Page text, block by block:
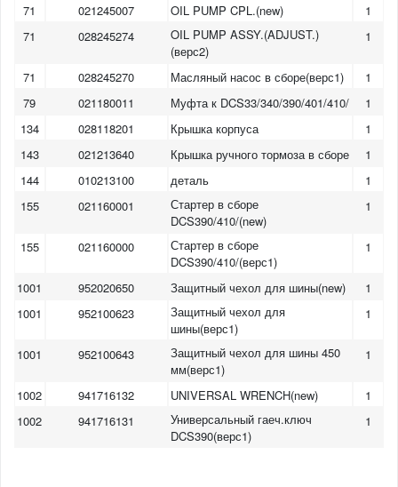
71
021245007 OIL PUMP CPL.(new)
1
71
028245274
OIL PUMP ASSY.(ADJUST.)
(верс2)
1
71 028245270 Масляный насос в сборе(верс1)
1
79
021180011 Муфта к DCS33/340/390/401/410/
1
134
028118201 Крышка корпуса
1
143
021213640 Крышка ручного тормоза в сборе
1
144
010213100 деталь
1
155
021160001
Стартер в сборе
DCS390/410/(new)
1
155 021160000
Стартер в сборе
DCS390/410/(верс1)
1
1001 952020650 Защитный чехол для шины(new)
1
1001
952100623
Защитный чехол для
шины(верс1)
1
1001 952100643
Защитный чехол для шины 450
мм(верс1)
1
1002 941716132 UNIVERSAL WRENCH(new)
1
1002
941716131
Универсальный гаеч.ключ
DCS390(верс1)
1